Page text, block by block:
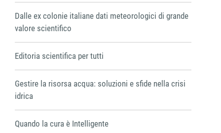
Dalle ex colonie italiane dati meteorologici di grande
valore scientifico
Editoria scientifica per tutti
Gestire la risorsa acqua: soluzioni e sfide nella crisi
idrica
Quando la cura è Intelligente